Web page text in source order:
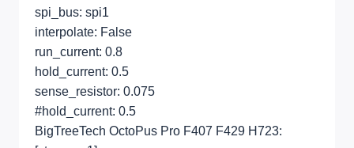
spi_bus: spi1
interpolate: False
run_current: 0.8
hold_current: 0.5
sense_resistor: 0.075
#hold_current: 0.5
BigTreeTech OctoPus Pro F407 F429 H723: